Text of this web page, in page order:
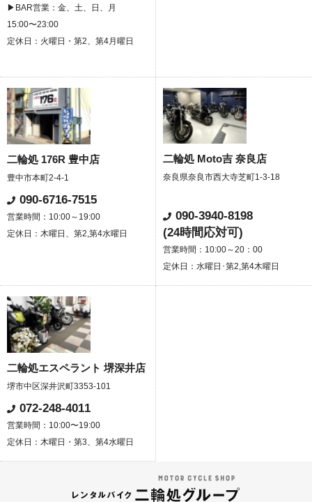
▶BAR営業：金、土、日、月
15:00〜23:00
定休日：火曜日・第2、第4月曜日
二輪処 176R 豊中店
豊中市本町2-4-1
090-6716-7515
営業時間：10:00～19:00
定休日：木曜日、第2,第4水曜日
二輪処 Moto吉 奈良店
奈良県奈良市西大寺芝町1-3-18
090-3940-8198
(24時間応対可)
営業時間：10:00～20：00
定休日：水曜日･第2,第4木曜日
二輪処エスペラント 堺深井店
堺市中区深井沢町3353-101
072-248-4011
営業時間：10:00〜19:00
定休日：木曜日・第3、第4水曜日